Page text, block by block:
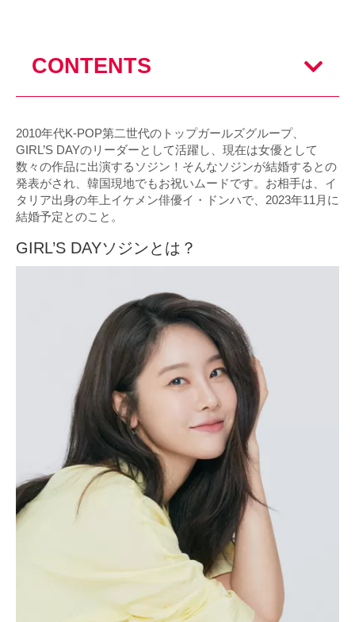
CONTENTS
2010年代K-POP第二世代のトップガールズグループ、
GIRL’S DAYのリーダーとして活躍し、現在は女優として
数々の作品に出演するソジン！そんなソジンが結婚するとの
発表がされ、韓国現地でもお祝いムードです。お相手は、イ
タリア出身の年上イケメン俳優イ・ドンハで、2023年11月に
結婚予定とのこと。
GIRL’S DAYソジンとは？